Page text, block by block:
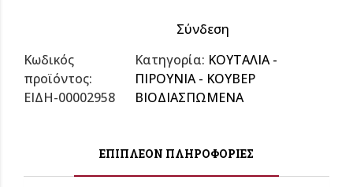
Σύνδεση
Κωδικός
προϊόντος:
ΕΙΔΗ-00002958
Κατηγορία: ΚΟΥΤΑΛΙΑ -
ΠΙΡΟΥΝΙΑ - ΚΟΥΒΕΡ
ΒΙΟΔΙΑΣΠΩΜΕΝΑ
ΕΠΙΠΛΈΟΝ ΠΛΗΡΟΦΟΡΊΕΣ